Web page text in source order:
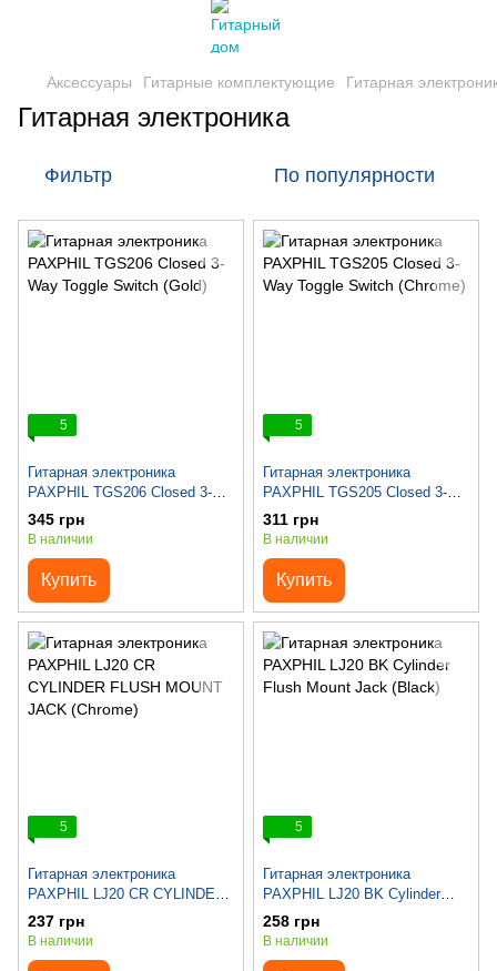
Аксессуары Гитарные комплектующие Гитарная
Гитарная электроника
Фильтр По популярности
5
Гитарная электроника
PAXPHIL TGS206 Closed 3-
Way Toggle Switch (Gold)
345 грн
В наличии
Купить
5
Гитарная электроника
PAXPHIL TGS205 Closed 3-
Way Toggle Switch (Chrome)
311 грн
В наличии
Купить
5
Гитарная электроника
PAXPHIL LJ20 CR CYLINDER
FLUSH MOUNT JACK
(Chrome)
237 грн
В наличии
5
Гитарная электроника
PAXPHIL LJ20 BK Cylinder
Flush Mount Jack (Black)
258 грн
В наличии